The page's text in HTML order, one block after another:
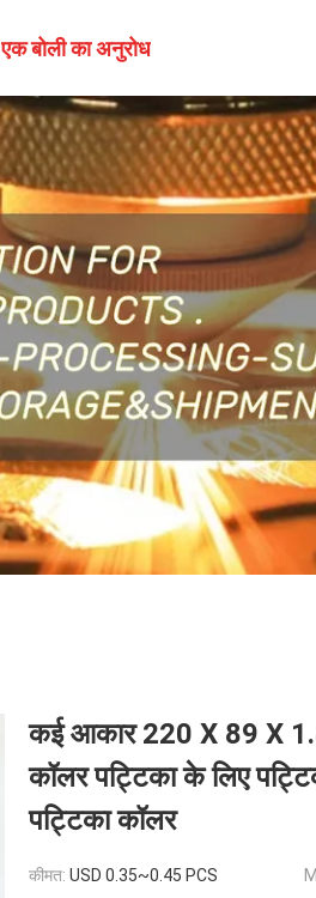
एक बोली का अनुरोध
कई आकार 220 X 89 X
कॉलर पट्टिका के लिए
पट्टिका कॉलर
कीमत: USD 0.35~0.45 PCS